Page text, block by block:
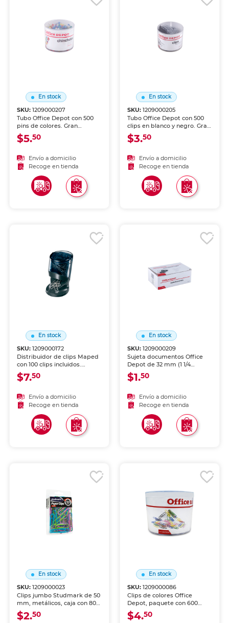
En stock
SKU:1209000207
Tubo Office Depot con 500
pins de colores. Gran
cantidad de push pins en
presentación de tubo
Colores variados para
organización visual en
tableros de corcho. Punta de
acero afilada.
$5.50
Envío a domicilio
Recoge en tienda
En stock
SKU: 1209000205
Tubo Office Depot con 500
clips en blanco y negro. Gran
cantidad de clips en
presentación de tubo
de metal niquelado
resistentes. Ideal para
oficinas con alto consumo.
$3.50
Envío a domicilio
Recoge en tienda
En stock
SKU:1209000172
Distribuidor de clips Maped
con 100 clips incluidos.
Contenedor magnético que
dispensa clips de forma
escritorio organizado.
Diseño moderno y funcional.
Ideal para cualquier
escritorio de oficina.
$7.50
Envío a domicilio
Recoge en tienda
En stock
SKU: 1209000209
Sujeta documentos Office
Depot de 32 mm (1 1/4
pulgadas). Pinzas metálicas
negras resistentes con alta
Palancas abatibles que
facilitan la colocación y
retiro. Versátiles para uso
diario.
$1.50
Envío a domicilio
Recoge en tienda
En stock
SKU:1209000023
Clips jumbo Studmark de 50
mm, metálicos, caja con 80
piezas. Fabricados en
alambre de acero niquelado
$2.50
En stock
SKU: 1209000086
Clips de colores Office
Depot, paquete con 600
piezas. Variedad de colores
para organizar y clasificar
$4.50